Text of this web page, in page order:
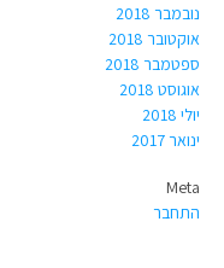
נובמבר 2018
אוקטובר 2018
ספטמבר 2018
אוגוסט 2018
יולי 2018
ינואר 2017
Meta
התחבר